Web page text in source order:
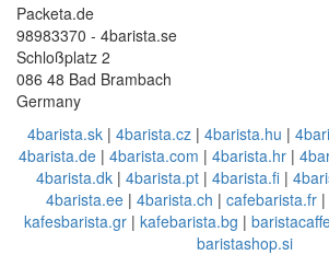
Packeta.de
98983370 - 4barista.se
Schloßplatz 2
086 48 Bad Brambach
Germany
4barista.sk| 4barista.cz| 4barista.hu |
4barista.de | 4barista.com | 4barista.hr |
4barista.dk | 4barista.pt | 4barista.fi |
4barista.ee| 4barista.ch | cafebarista.fr|
kafesbarista.gr| kafebarista.bg |
baristashop.si